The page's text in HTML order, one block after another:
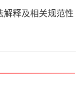
解释及相关规范性